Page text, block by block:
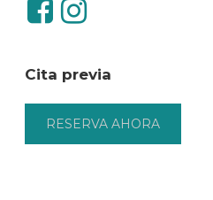
Cita previa
RESERVA AHORA